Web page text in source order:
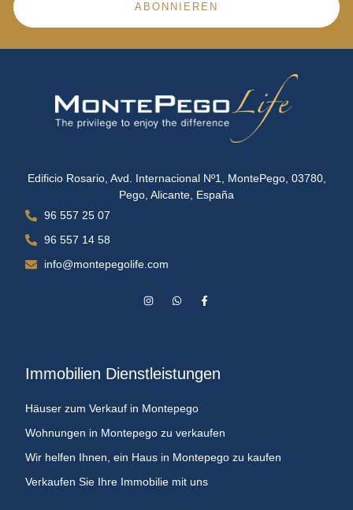
ABONNIEREN
Edificio Rosario, Avd. Internacional Nº1, MontePego, 03780,
Pego, Alicante, España
96 557 25 07
96 557 14 58
info@montepegolife.com
Immobilien Dienstleistungen
Häuser zum Verkauf in Montepego
Wohnungen in Montepego zu verkaufen
Wir helfen Ihnen, ein Haus in Montepego zu kaufen
Verkaufen Sie Ihre Immobilie mit uns